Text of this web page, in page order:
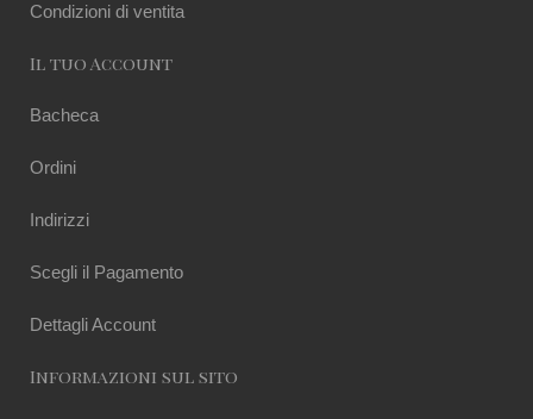
Condizioni di ventita
Il tuo Account
Bacheca
Ordini
Indirizzi
Scegli il Pagamento
Dettagli Account
Informazioni sul sito